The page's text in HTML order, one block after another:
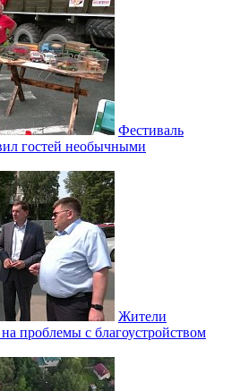
Фестиваль
гостей необычными
Жители
проблемы с благоустройством